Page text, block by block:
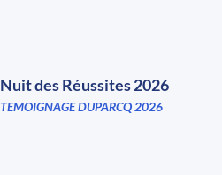
Nuit des Réussites 2026
TEMOIGNAGE DUPARCQ 2026